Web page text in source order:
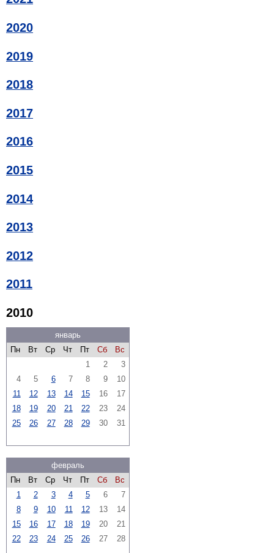
2020
2019
2018
2017
2016
2015
2014
2013
2012
2011
2010
январь
Пн
Вт Ср Чт Пт Сб
Вс
1
2
3
4
5 6 7 8 9
10
11
12 13 14 15 16
17
18
19 20 21 22 23
24
25
26 27 28 29 30 31
февраль
Пн
Вт Ср Чт Пт Сб
Вс
1
2 3 4 5 6
7
8
9 10 11 12 13
14
15
16 17 18 19 20
21
22
23 24 25 26 27 28